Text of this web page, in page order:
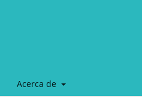
Acerca de